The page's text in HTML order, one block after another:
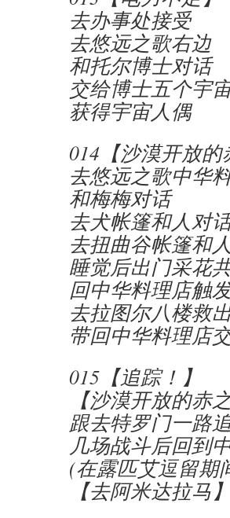
去办事处接受
去悠远之歌右边
和托尔博士对话
交给博士五个宇
获得宇宙人偶
014【沙漠开放的
去悠远之歌中华
和梅梅对话
去犬帐篷和人对
去扭曲谷帐篷和
睡觉后出门采花
回中华料理店触
去拉图尔八楼救
带回中华料理店
015【追踪！】
【沙漠开放的赤
跟去特罗门一路
几场战斗后回到
(在露匹艾逗留期
【去阿米达拉马